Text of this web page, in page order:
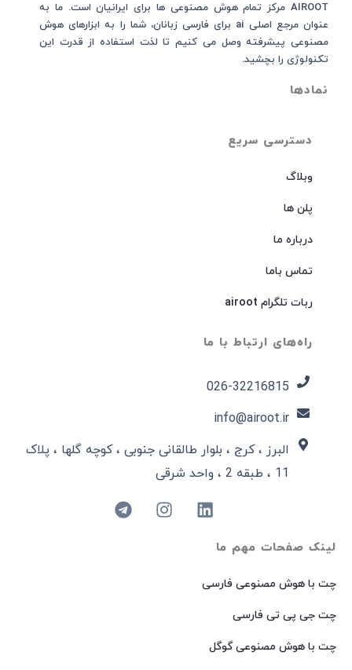
لینک صفحات مهم ما
چت با هوش مصنوعی فارسی
چت جی پی تی فارسی
چت با هوش مصنوعی گوگل
دسترسی سریع
وبلاگ
پلن ها
درباره ما
تماس باما
ربات تلگرام airoot
راه‌های ارتباط با ما
026-32216815​
info@airoot.ir
البرز ، کرج ، بلوار طالقانی جنوبی ، کوچه گلها ، پلاک
11 ، طبقه 2 ، واحد شرقی
AIROOT مرکز تمام هوش مصنوعی‌‌‌ ها برای ایرانیان است. ما به
عنوان مرجع اصلی ai برای فارسی زبانان، شما را به ابزارهای هوش
مصنوعی پیشرفته وصل می کنیم تا لذت استفاده از قدرت این
تکنولوژی را بچشید.
نمادها